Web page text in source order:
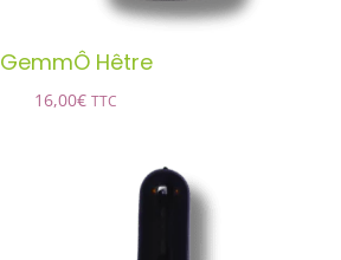
GemmÔ Hêtre
16,00€ TTC